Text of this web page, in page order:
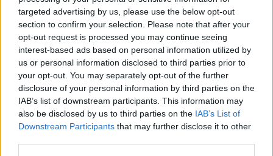
targeted advertising by us, please use the below opt-out
section to confirm your selection. Please note that after your
opt-out request is processed you may continue seeing
interest-based ads based on personal information utilized by
us or personal information disclosed to third parties prior to
your opt-out. You may separately opt-out of the further
disclosure of your personal information by third parties on the
IAB’s list of downstream participants. This information may
also be disclosed by us to third parties on the IAB’s List of
Downstream Participants that may further disclose it to other